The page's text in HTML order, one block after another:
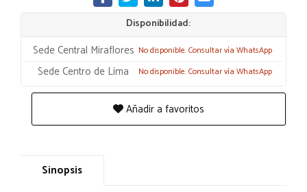
Disponibilidad:
Sede Central Miraflores No disponible. Consultar vía WhatsApp
Sede Centro de Lima No disponible. Consultar vía WhatsApp
Añadir a favoritos
Sinopsis